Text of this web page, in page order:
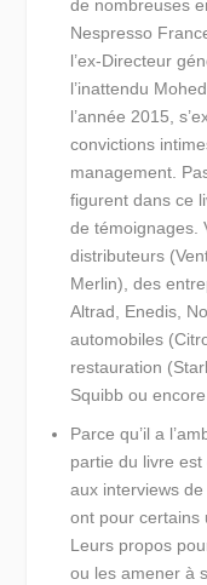
de nombreuses
Nespresso
l’ex-Directeur
l’inattendu
l’année 2015,
convictions
management.
figurent dans ce
de témoignages.
distributeurs
Merlin), des
Altrad, Enedis,
automobiles
restauration
Squibb ou encore
Parce qu’il a
partie du livre est
aux interviews
ont pour certains
Leurs propos
ou les amener à